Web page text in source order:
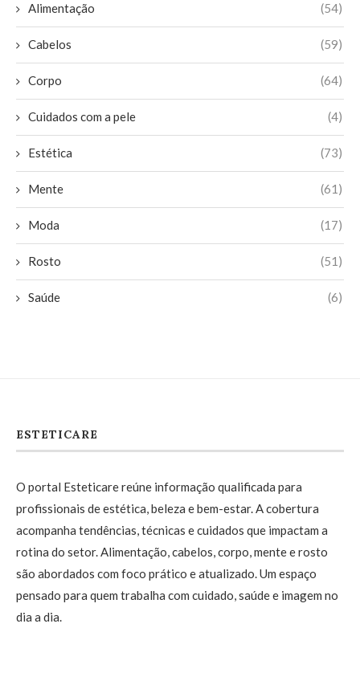
Alimentação (54)
Cabelos (59)
Corpo (64)
Cuidados com a pele (4)
Estética (73)
Mente (61)
Moda (17)
Rosto (51)
Saúde (6)
ESTETICARE
O portal Esteticare reúne informação qualificada para
profissionais de estética, beleza e bem-estar. A cobertura
acompanha tendências, técnicas e cuidados que impactam a
rotina do setor. Alimentação, cabelos, corpo, mente e rosto
são abordados com foco prático e atualizado. Um espaço
pensado para quem trabalha com cuidado, saúde e imagem no
dia a dia.